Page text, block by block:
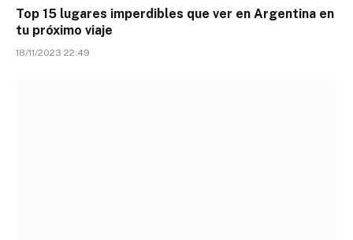
Top 15 lugares imperdibles que ver en Argentina en
tu próximo viaje
18/11/2023 22:49